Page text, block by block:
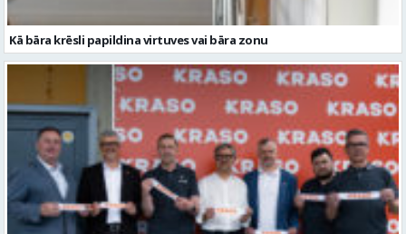
Kā bāra krēsli papildina virtuves vai bāra zonu